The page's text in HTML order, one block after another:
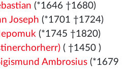
(*1646 †1680)
Joseph (*1701 †1724)
(*1745 †1820)
( †1450 )
Ambrosius(*1679